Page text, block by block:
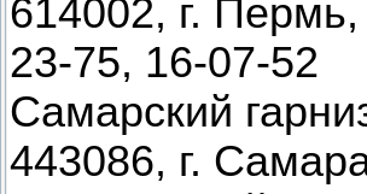
614002, г.
23-75, 16-07-52
Самарский
443086, г.